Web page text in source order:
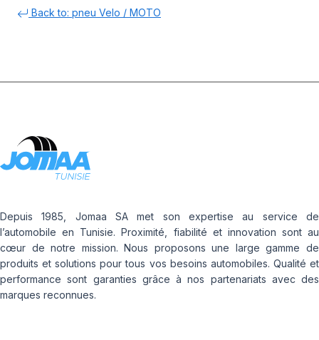
Back to: pneu Velo / MOTO
Depuis 1985, Jomaa SA met son expertise au service de
l’automobile en Tunisie. Proximité, fiabilité et innovation sont au
cœur de notre mission. Nous proposons une large gamme de
produits et solutions pour tous vos besoins automobiles. Qualité et
performance sont garanties grâce à nos partenariats avec des
marques reconnues.